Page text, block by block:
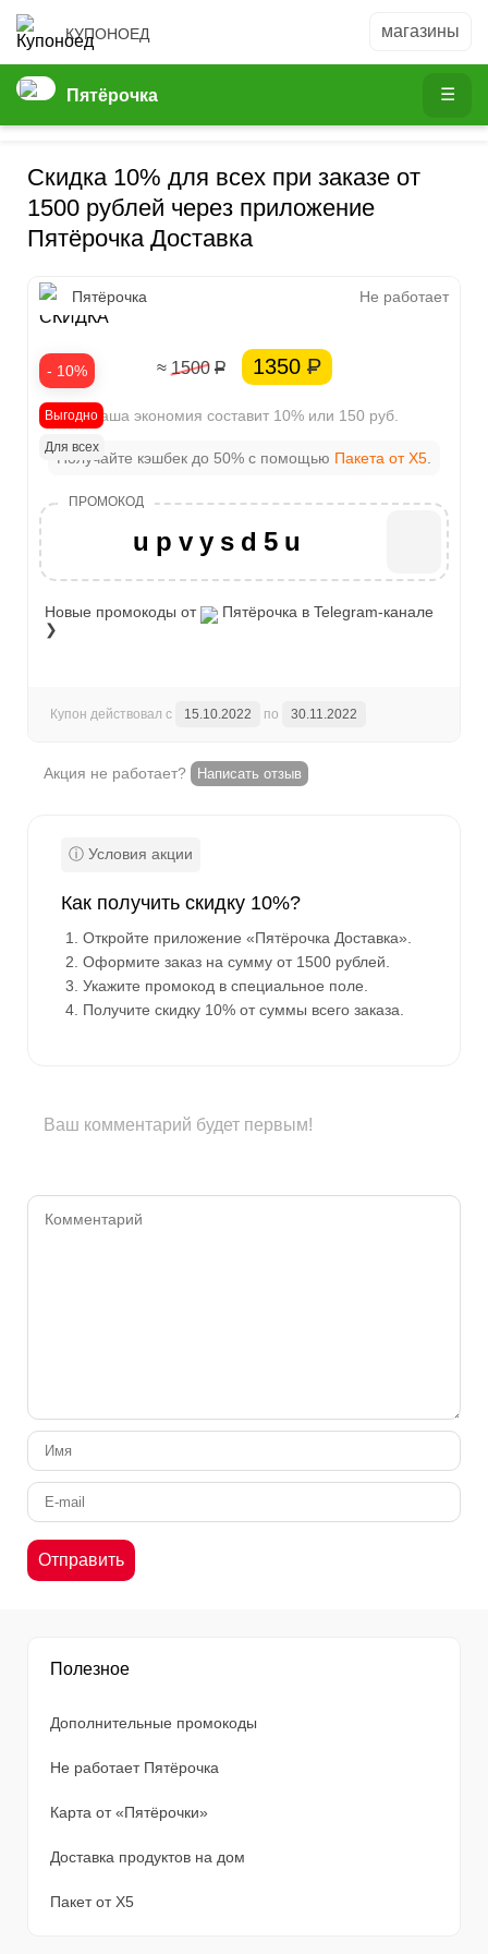
КУПОНОЕД
Пятёрочка
Скидка 10% для всех при заказе от
1500 рублей через приложение
Пятёрочка Доставка
- 10%
10%
СКИДКА
Пятёрочка Не работает
≈ 1500 Р 1350 Р
Ваша экономия составит 10% или 150 руб.
Получайте кэшбек до 50% с помощью Пакета от X5
upvysd5u
Новые промокоды от Пятёрочка в Telegram-канале
❯
Выгодно
Для всех
Купон действовал с 15.10.2022 по 30.11.2022
Акция не работает? Написать отзыв
Как получить скидку 10%?
Откройте приложение «Пятёрочка Доставка».
Оформите заказ на сумму от 1500 рублей.
Укажите промокод в специальное поле.
Получите скидку 10% от суммы всего заказа.
Ваш комментарий будет первым!
Полезное
Дополнительные промокоды
Не работает Пятёрочка
Карта от «Пятёрочки»
Доставка продуктов на дом
Пакет от X5